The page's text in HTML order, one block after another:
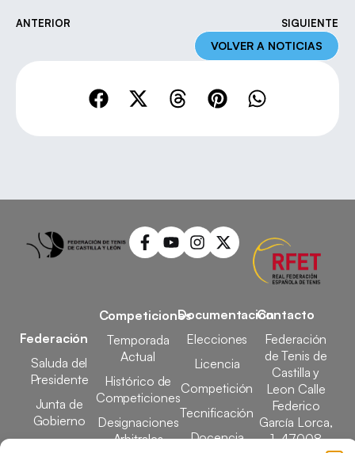
ANTERIOR SIGUIENTE
VOLVER A NOTICIAS
Federación
Saluda del
Presidente
Junta de
Gobierno
Competiciones
Temporada
Actual
Histórico de
Competiciones
Designaciones
Arbitrales
Documentación
Elecciones
Licencia
Competición
Tecnificación
Docencia
Contacto
Federación
de Tenis de
Castilla y
Leon Calle
Federico
García Lorca,
1, 47008